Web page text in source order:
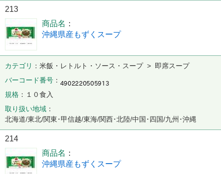
213
商品名
沖縄県産もずくスープ
カテゴリ
米飯・レトルト・ソース・スープ > 即席スープ
バーコード番号
規格
１０食入
取り扱い地域
北海道/東北/関東･甲信越/東海/関西･北陸/中国･四国/九州･沖縄
214
商品名
沖縄県産もずくスープ